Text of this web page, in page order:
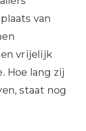
van
vrijelijk
Hoe lang zij
staat nog